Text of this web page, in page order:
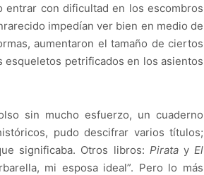
entrar con dificultad en los escombros
impedían ver bien en medio de
aumentaron el tamaño de ciertos
petrificados en los asientos
sin mucho esfuerzo, un cuaderno
pudo descifrar varios títulos;
significaba. Otros libros: Piratay El
mi esposa ideal”. Pero lo más